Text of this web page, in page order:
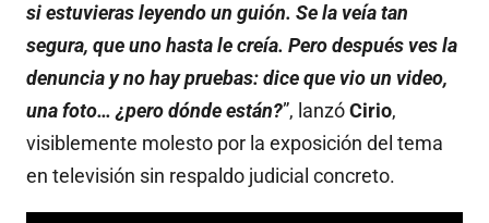
si estuvieras leyendo un guión. Se la veía tan
segura, que uno hasta le creía. Pero después ves la
denuncia y no hay pruebas: dice que vio un video,
una foto… ¿pero dónde están?”, lanzóCirio,
visiblemente molesto por la exposición del tema
en televisión sin respaldo judicial concreto.